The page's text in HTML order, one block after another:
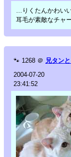
…りくたんかわい
耳毛が素敵なチャ
🐾 1268 ＠ 兄タン
2004-07-20
23:41:52